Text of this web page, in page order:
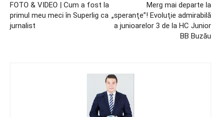
FOTO & VIDEO | Cum a fost la
primul meu meci în Superlig ca
jurnalist
Merg mai departe la
„speranţe”! Evoluţie admirabilă
a junioarelor 3 de la HC Junior
BB Buzău